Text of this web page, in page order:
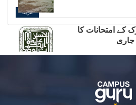
کے امتحانات کا
توڑ کامیابی
مزید